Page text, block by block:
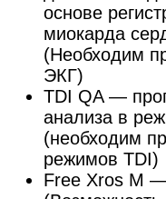
основе
миокарда
(Необходим
ЭКГ)
TDI QA —
анализа в
(необходим
режимов TDI)
Free Xros M